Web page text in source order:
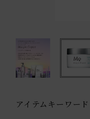
アイテムキーワード